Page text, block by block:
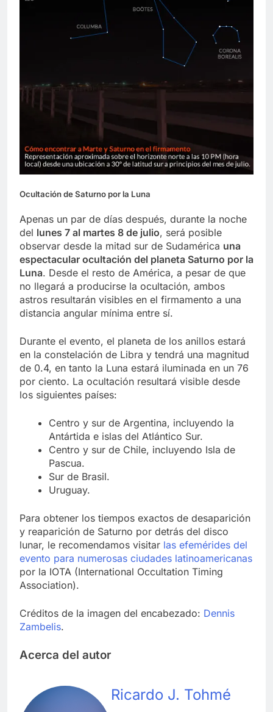
Ocultación de Saturno por la Luna
Apenas un par de días después, durante la noche
del lunes 7 al martes 8 de julio, será posible
observar desde la mitad sur de Sudamérica una
espectacular ocultación del planeta Saturno por la
Luna. Desde el resto de América, a pesar de que
no llegará a producirse la ocultación, ambos
astros resultarán visibles en el firmamento a una
distancia angular mínima entre sí.
Durante el evento, el planeta de los anillos estará
en la constelación de Libra y tendrá una magnitud
de 0.4, en tanto la Luna estará iluminada en un 76
por ciento. La ocultación resultará visible desde
los siguientes países:
Centro y sur de Argentina, incluyendo la
Antártida e islas del Atlántico Sur.
Centro y sur de Chile, incluyendo Isla de
Pascua.
Sur de Brasil.
Uruguay.
Para obtener los tiempos exactos de desaparición
y reaparición de Saturno por detrás del disco
lunar, le recomendamos visitar las efemérides del
evento para numerosas ciudades latinoamericanas
por la IOTA (International Occultation Timing
Association).
Créditos de la imagen del encabezado: Dennis
Zambelis.
Acerca del autor
Ricardo J. Tohmé